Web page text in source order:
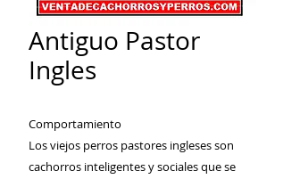
Antiguo Pastor
Ingles
Comportamiento
Los viejos perros pastores ingleses son
cachorros inteligentes y sociales que se